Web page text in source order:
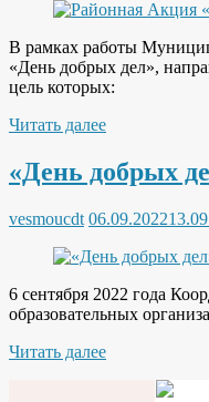
В рамках работы
«День добрых дел»,
цель которых:
Читать далее
«День добрых
vesmoucdt 06.09.2022
6 сентября 2022 года
образовательных
Читать далее